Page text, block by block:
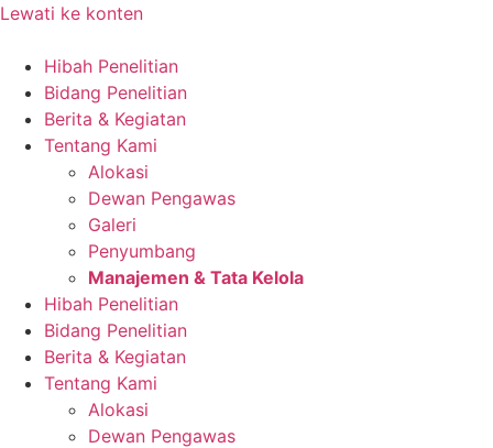
Lewati ke konten
Hibah Penelitian
Bidang Penelitian
Berita & Kegiatan
Tentang Kami
Alokasi
Dewan Pengawas
Galeri
Penyumbang
Manajemen & Tata Kelola
Hibah Penelitian
Bidang Penelitian
Berita & Kegiatan
Tentang Kami
Alokasi
Dewan Pengawas